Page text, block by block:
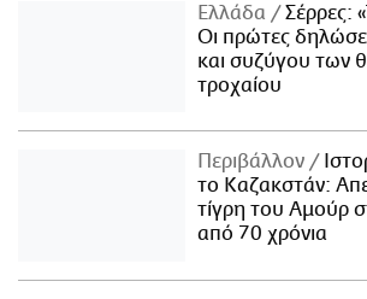
Ελλάδα
Σέρρες:
Οι πρώτες
και συζύγου των
τροχαίου
Περιβάλλον
το Καζακστάν:
τίγρη του Αμούρ
από 70 χρόνια